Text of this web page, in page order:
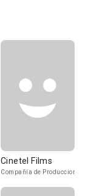
Cinetel Films
Compañía de Produccion